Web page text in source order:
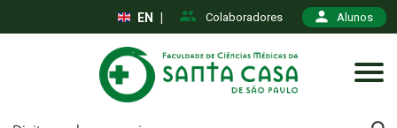
Colaboradores Alunos
EN